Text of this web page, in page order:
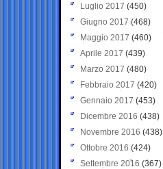
Luglio 2017 (450)
Giugno 2017 (468)
Maggio 2017 (460)
Aprile 2017 (439)
Marzo 2017 (480)
Febbraio 2017 (420)
Gennaio 2017 (453)
Dicembre 2016 (438)
Novembre 2016 (438)
Ottobre 2016 (424)
Settembre 2016 (367)